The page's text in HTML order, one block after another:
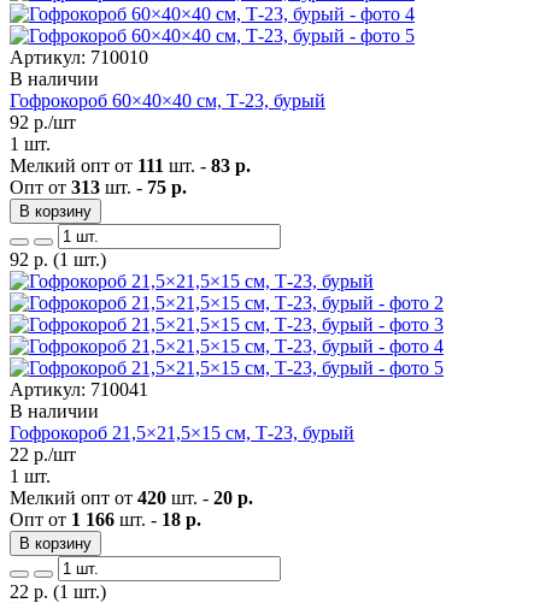
Артикул: 710010
В наличии
Гофрокороб 60×40×40 см, Т-23, бурый
92 р./шт
1 шт.
Мелкий опт от 111 шт. - 83 р.
Опт от 313 шт. - 75 р.
В корзину
92 р. (1 шт.)
Артикул: 710041
В наличии
Гофрокороб 21,5×21,5×15 см, Т-23, бурый
22 р./шт
1 шт.
Мелкий опт от 420 шт. - 20 р.
Опт от 1 166 шт. - 18 р.
В корзину
22 р. (1 шт.)